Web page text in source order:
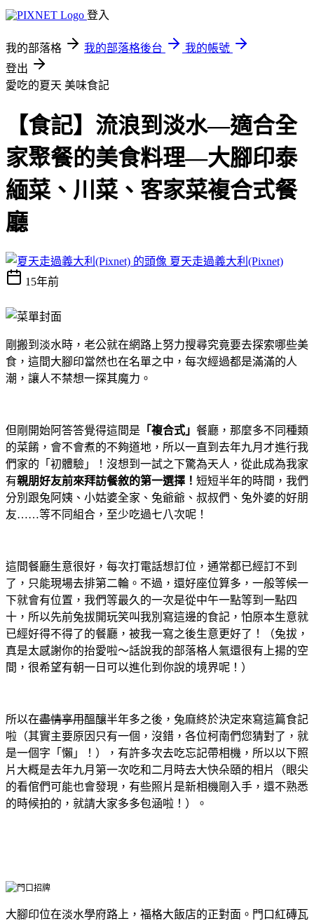
登入
我的部落格 我的部落格後台
我的帳號
登出
愛吃的夏天 美味食記
【食記】流浪到淡水—適合全
家聚餐的美食料理—大腳印泰
緬菜、川菜、客家菜複合式餐
廳
夏天走過義大利(Pixnet)
15年前
剛搬到淡水時，老公就在網路上努力搜尋究竟要去探索哪些美
食，這間大腳印當然也在名單之中，每次經過都是滿滿的人
潮，讓人不禁想一探其魔力。
但剛開始阿答答覺得這間是 「複合式」 餐廳，那麼多不同種類
的菜餚，會不會煮的不夠道地，所以一直到去年九月才進行我
們家的「初體驗」！沒想到一試之下驚為天人，從此成為我家
有親朋好友前來拜訪餐敘的第一選擇！ 短短半年的時間，我們
分別跟兔阿姨、小姑婆全家、兔爺爺、叔叔們、兔外婆的好朋
友……等不同組合，至少吃過七八次呢！
這間餐廳生意很好，每次打電話想訂位，通常都已經訂不到
了，只能現場去排第二輪。不過，還好座位算多，一般等候一
下就會有位置，我們等最久的一次是從中午一點等到一點四
十，所以先前兔拔開玩笑叫我別寫這邊的食記，怕原本生意就
已經好得不得了的餐廳，被我一寫之後生意更好了！（兔拔，
真是太感謝你的抬愛啦～話說我的部落格人氣還很有上揚的空
間，很希望有朝一日可以進化到你說的境界呢！ ）
所以在盡情享用醞釀半年多之後，兔麻終於決定來寫這篇食記
啦（其實主要原因只有一個，沒錯，各位柯南們您猜對了，就
是一個字「懶」！），有許多次去吃忘記帶相機，所以以下照
片大概是去年九月第一次吃和二月時去大快朵頤的相片（眼尖
的看倌們可能也會發現，有些照片是新相機剛入手，還不熟悉
的時候拍的，就請大家多多包涵啦！ ）。
大腳印位在淡水學府路上，福格大飯店的正對面。門口紅磚瓦